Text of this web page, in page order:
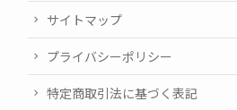
サイトマップ
プライバシーポリシー
特定商取引法に基づく表記